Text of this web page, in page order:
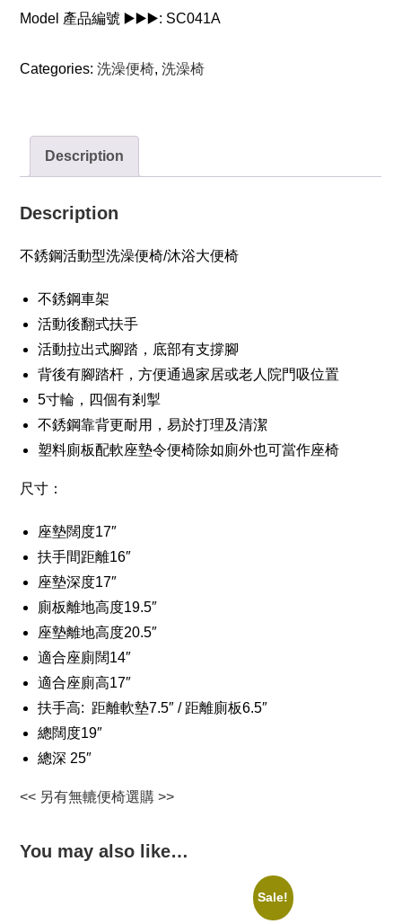
澡
椅
浴
椅
Model 產品編號 ▶️▶️▶️: SC041A
Categories:洗澡便椅,洗澡椅
Description
Description
不銹鋼活動型洗澡便椅/沐浴大便椅
不銹鋼車架
活動後翻式扶手
活動拉出式腳踏，底部有支撐腳
背後有腳踏杆，方便通過家居或老人院門吸位置
5寸輪，四個有剎掣
不銹鋼靠背更耐用，易於打理及清潔
塑料廁板配軟座墊令便椅除如廁外也可當作座椅
尺寸：
座墊闊度17″
扶手間距離16″
座墊深度17″
廁板離地高度19.5″
座墊離地高度20.5″
適合座廁闊14″
適合座廁高17″
扶手高: 距離軟墊7.5″ / 距離廁板6.5″
總闊度19″
總深 25″
<< 另有無轆便椅選購 >>
You may also like…
Sale!